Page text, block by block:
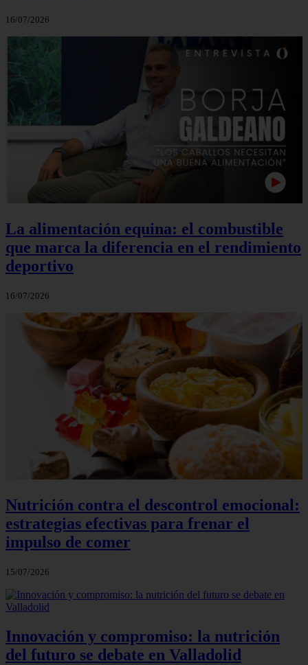
16/07/2026
La alimentación equina: el combustible
que marca la diferencia en el rendimiento
deportivo
16/07/2026
Nutrición contra el descontrol emocional:
estrategias efectivas para frenar el
impulso de comer
15/07/2026
Innovación y compromiso: la nutrición
del futuro se debate en Valladolid